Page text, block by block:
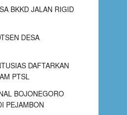
BKKD JALAN RIGID
DESA
DAFTARKAN
PTSL
BOJONEGORO
PEJAMBON